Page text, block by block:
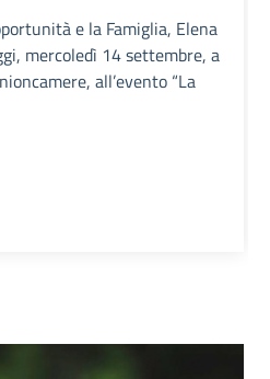
e la Famiglia, Elena
mercoledì 14 settembre, a
all’evento “La